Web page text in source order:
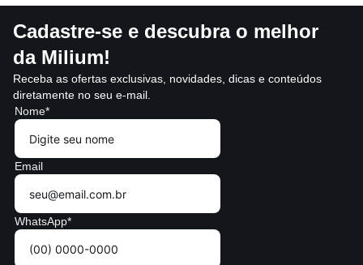
Cadastre-se e descubra o melhor
da Milium!
Receba as ofertas exclusivas, novidades, dicas e conteúdos
diretamente no seu e-mail.
Nome*
Email
WhatsApp*